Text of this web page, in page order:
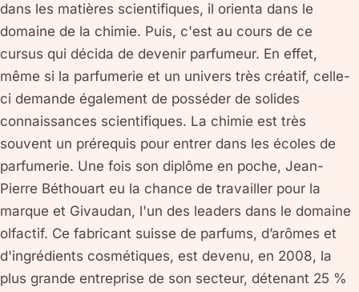
dans les matières scientifiques, il orienta dans le
domaine de la chimie. Puis, c'est au cours de ce
cursus qui décida de devenir parfumeur. En effet,
même si la parfumerie et un univers très créatif, celle-
ci demande également de posséder de solides
connaissances scientifiques. La chimie est très
souvent un prérequis pour entrer dans les écoles de
parfumerie. Une fois son diplôme en poche, Jean-
Pierre Béthouart eu la chance de travailler pour la
marque et Givaudan, l'un des leaders dans le domaine
olfactif. Ce fabricant suisse de parfums, d’arômes et
d'ingrédients cosmétiques, est devenu, en 2008, la
plus grande entreprise de son secteur, détenant 25 %